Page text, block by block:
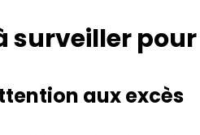
surveiller
aux excès